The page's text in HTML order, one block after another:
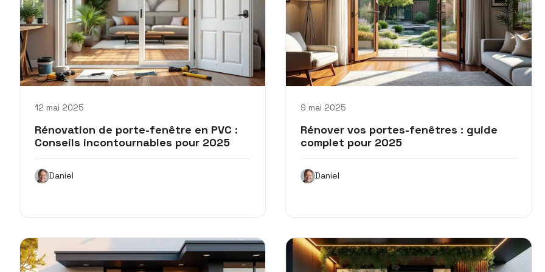
12 mai 2025
Rénovation de porte-fenêtre en PVC :
Conseils incontournables pour 2025
Daniel
9 mai 2025
Rénover vos portes-fenêtres : guide
complet pour 2025
Daniel